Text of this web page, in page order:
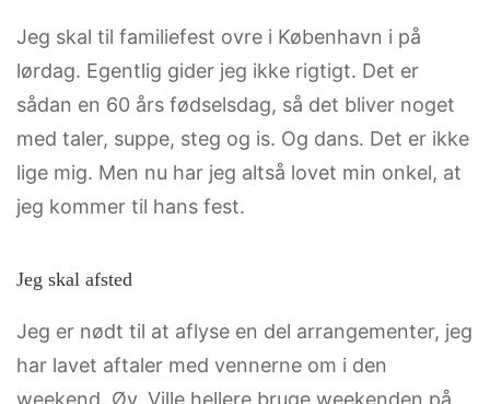
Jeg skal til familiefest ovre i København i på
lørdag. Egentlig gider jeg ikke rigtigt. Det er
sådan en 60 års fødselsdag, så det bliver noget
med taler, suppe, steg og is. Og dans. Det er ikke
lige mig. Men nu har jeg altså lovet min onkel, at
jeg kommer til hans fest.
Jeg skal afsted
Jeg er nødt til at aflyse en del arrangementer, jeg
har lavet aftaler med vennerne om i den
weekend. Øv. Ville hellere bruge weekenden på